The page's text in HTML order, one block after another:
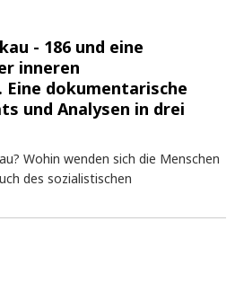
- 186 und eine
inneren
dokumentarische
und Analysen in drei
Wohin wenden sich die Menschen
des sozialistischen